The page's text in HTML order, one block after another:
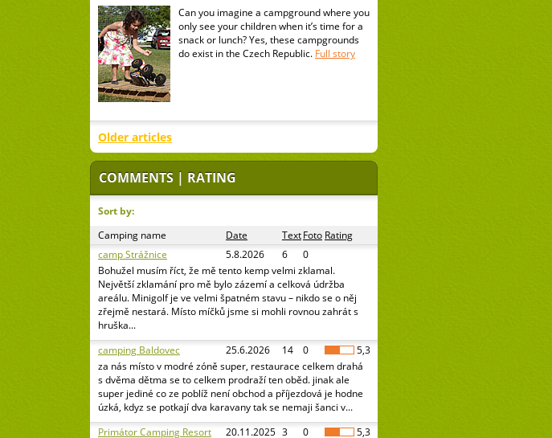
Can you imagine a campground where you
only see your children when it’s time for a
snack or lunch? Yes, these campgrounds
do exist in the Czech Republic. Full story
Older articles
COMMENTS | RATING
Sort by:
Camping name
Date TextFoto Rating
camp Strážnice
5.8.2026 6
0
Bohužel musím říct, že mě tento kemp velmi zklamal.
Největší zklamání pro mě bylo zázemí a celková údržba
areálu. Minigolf je ve velmi špatném stavu – nikdo se o něj
zřejmě nestará. Místo míčků jsme si mohli rovnou zahrát s
hruška...
camping Baldovec
25.6.2026 14 0
5,3
za nás místo v modré zóně super, restaurace celkem drahá
s dvěma dětma se to celkem prodraží ten oběd. jinak ale
super jediné co ze poblíž není obchod a příjezdová je hodne
úzká, kdyz se potkají dva karavany tak se nemaji šanci v...
Primátor Camping Resort
20.11.2025 3 0 5,3